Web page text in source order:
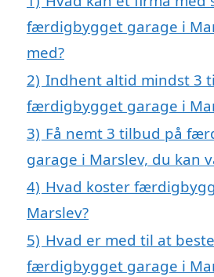
færdigbygget garage i
med?
2) Indhent altid mindst 3
færdigbygget garage i
3) Få nemt 3 tilbud på
garage i Marslev, du kan
4) Hvad koster
Marslev?
5) Hvad er med til at
færdigbygget garage i